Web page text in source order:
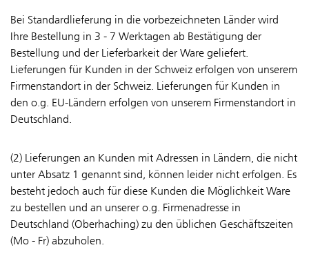
Bei Standardlieferung in die vorbezeichneten Länder wird
Ihre Bestellung in 3 - 7 Werktagen ab Bestätigung der
Bestellung und der Lieferbarkeit der Ware geliefert.
Lieferungen für Kunden in der Schweiz erfolgen von unserem
Firmenstandort in der Schweiz. Lieferungen für Kunden in
den o.g. EU-Ländern erfolgen von unserem Firmenstandort in
Deutschland.
(2) Lieferungen an Kunden mit Adressen in Ländern, die nicht
unter Absatz 1 genannt sind, können leider nicht erfolgen. Es
besteht jedoch auch für diese Kunden die Möglichkeit Ware
zu bestellen und an unserer o.g. Firmenadresse in
Deutschland (Oberhaching) zu den üblichen Geschäftszeiten
(Mo - Fr) abzuholen.